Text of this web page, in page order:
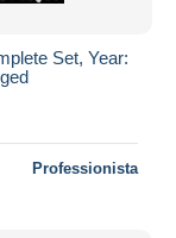
Set, Year:
Professionista